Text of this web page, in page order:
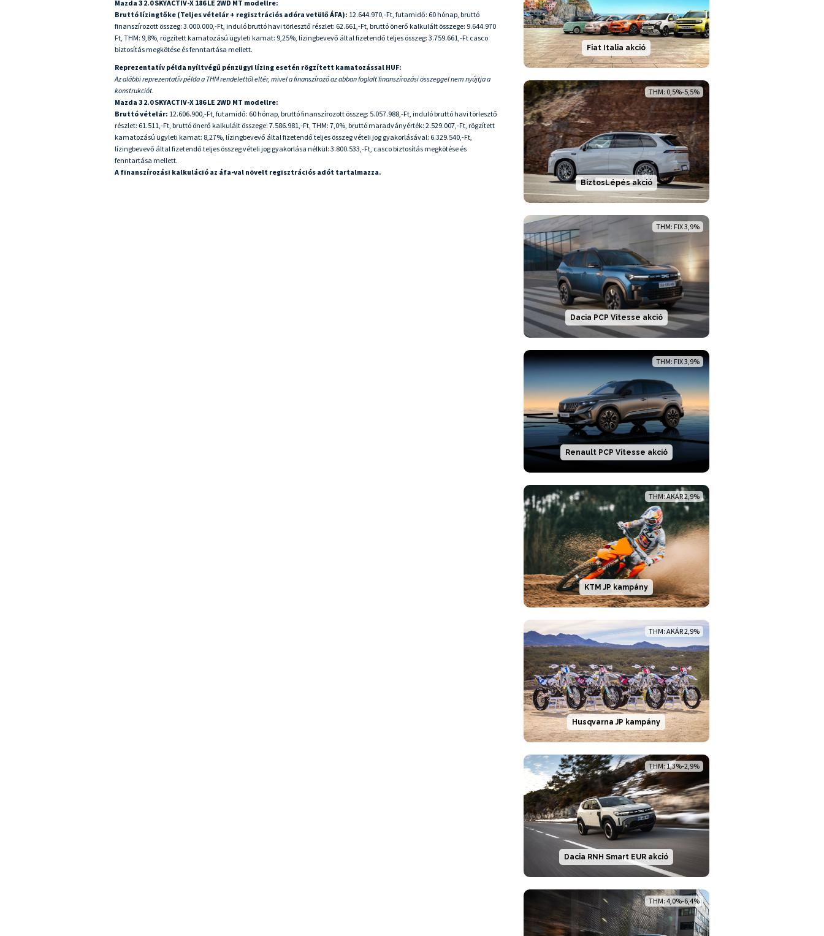
Mazda 3 2.0 SKYACTIV-X 186 LE 2WD MT modellre:
Bruttó lízingtőke (Teljes vételár + regisztrációs adóra vetülő ÁFA): 12.644.970,-Ft, futamidő: 60 hónap, bruttó
finanszírozott összeg: 3.000.000,-Ft, induló bruttó havi törlesztő részlet: 62.661,-Ft, bruttó önerő kalkulált összege: 9.644.970
Ft, THM: 9,8%, rögzített kamatozású ügyleti kamat: 9,25%, lízingbevevő által fizetendő teljes összeg: 3.759.661,-Ft casco
biztosítás megkötése és fenntartása mellett.
Reprezentatív példa nyíltvégű pénzügyi lízing esetén rögzített kamatozással HUF:
Az alábbi reprezentatív példa a THM rendelettől eltér, mivel a finanszírozó az abban foglalt finanszírozási összeggel nem nyújtja a
konstrukciót.
Mazda 3 2.0 SKYACTIV-X 186 LE 2WD MT modellre:
Bruttó vételár: 12.606.900,-Ft, futamidő: 60 hónap, bruttó finanszírozott összeg: 5.057.988,-Ft, induló bruttó havi törlesztő
részlet: 61.511,-Ft, bruttó önerő kalkulált összege: 7.586.981,-Ft, THM: 7,0%, bruttó maradványérték: 2.529.007,-Ft, rögzített
kamatozású ügyleti kamat: 8,27%, lízingbevevő által fizetendő teljes összeg vételi jog gyakorlásával: 6.329.540,-Ft,
lízingbevevő által fizetendő teljes összeg vételi jog gyakorlása nélkül: 3.800.533,-Ft, casco biztosítás megkötése és
fenntartása mellett.
A finanszírozási kalkuláció az áfa-val növelt regisztrációs adót tartalmazza.
Fiat Italia akció
THM: 0,5%-5,5%
BiztosLépés akció
THM: FIX 3,9%
Dacia PCP Vitesse akció
THM: FIX 3,9%
Renault PCP Vitesse akció
THM: AKÁR 2,9%
KTM JP kampány
THM: AKÁR 2,9%
Husqvarna JP kampány
THM: 1,3%-2,9%
Dacia RNH Smart EUR akció
THM: 4,0%-6,4%